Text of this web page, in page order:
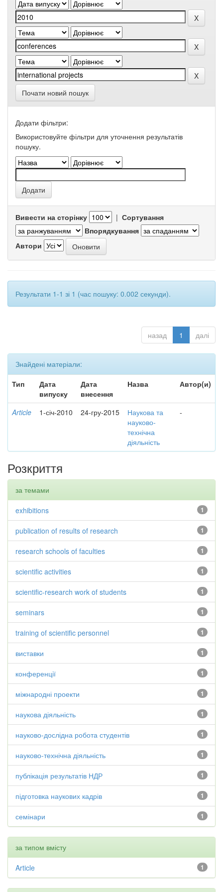
Почати новий пошук
Додати фільтри:
Використовуйте фільтри для уточнення результатів
пошуку.
Вивести на сторінку | Сортування
Впорядкування
Автори
Результати 1-1 зі 1 (час пошуку: 0.002 секунди).
назад 1 далі
Знайдені матеріали:
Тип
Дата
випуску
Дата
внесення
Назва Автор(и)
Article 1-січ-2010 24-гру-2015
Наукова та
науково-
технічна
діяльність
-
Розкриття
за темами
1
exhibitions
1
publication of results of research
1
research schools of faculties
1
scientific activities
1
scientific-research work of students
1
seminars
1
training of scientific personnel
1
виставки
1
конференції
1
міжнародні проекти
1
наукова діяльність
1
науково-дослідна робота студентів
1
науково-технічна діяльність
1
публікація результатів НДР
1
підготовка наукових кадрів
1
семінари
за типом вмісту
1
Article